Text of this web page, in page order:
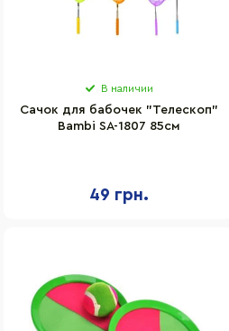
В наличии
Сачок для бабочек "Телескоп"
Bambi SA-1807 85см
49 грн.